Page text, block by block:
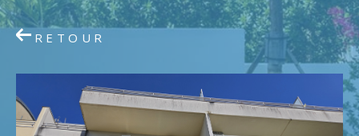
RETOUR
Type
d'offre
Vente
de
Type de bien
Ville